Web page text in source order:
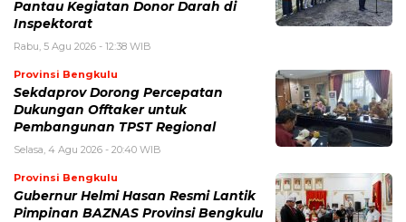
Pantau Kegiatan Donor Darah di
Inspektorat
Rabu, 5 Agu 2026 - 12:38 WIB
Provinsi Bengkulu
Sekdaprov Dorong Percepatan
Dukungan Offtaker untuk
Pembangunan TPST Regional
Selasa, 4 Agu 2026 - 20:40 WIB
Provinsi Bengkulu
Gubernur Helmi Hasan Resmi Lantik
Pimpinan BAZNAS Provinsi Bengkulu